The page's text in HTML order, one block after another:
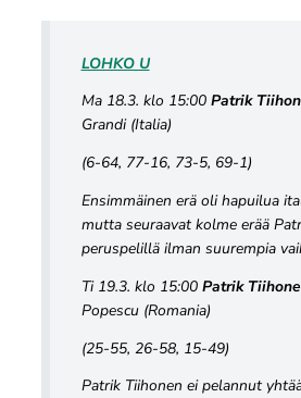
LOHKO U
Ma 18.3. klo 15:00 Patrik
Grandi (Italia)
(6-64, 77-16, 73-5, 69-1)
Ensimmäinen erä oli hapuilua
mutta seuraavat kolme erää
peruspelillä ilman suurempia
Ti 19.3. klo 15:00 Patrik
Popescu (Romania)
(25-55, 26-58, 15-49)
Patrik Tiihonen ei pelannut